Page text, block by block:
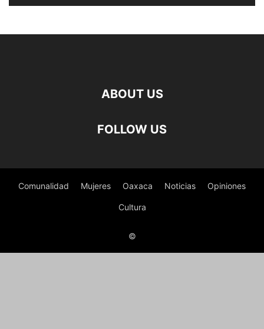
ABOUT US
FOLLOW US
Comunalidad Mujeres Oaxaca Noticias Opiniones
Cultura
©